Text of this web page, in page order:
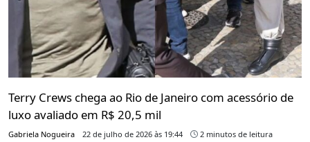
Terry Crews chega ao Rio de Janeiro com acessório de
luxo avaliado em R$ 20,5 mil
Gabriela Nogueira 22 de julho de 2026 às 19:44 2 minutos de leitura